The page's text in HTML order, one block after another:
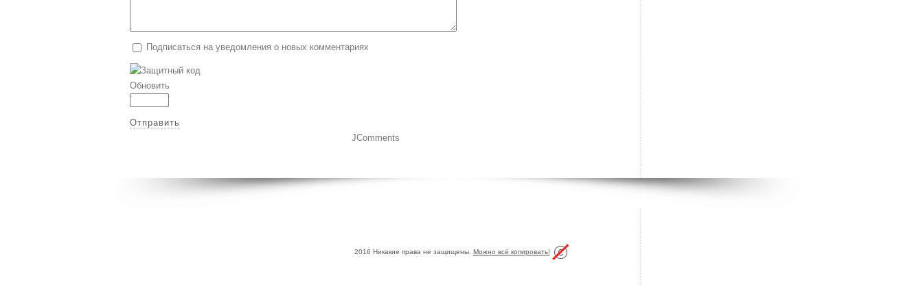
Подписаться на уведомления о новых комментариях
Обновить
Отправить
JComments
2016 Никакие права не защищены. Можно всё копировать!